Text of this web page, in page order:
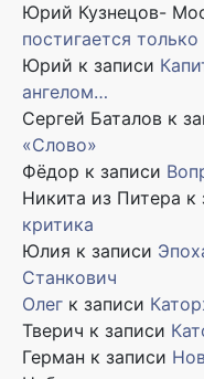
Юрий Кузнецов-
постигается
Юрий к записи
ангелом…
Сергей Баталов к
«Слово»
Фёдор к записи
Никита из Питера к
критика
Юлия к записи
Станкович
Олег к записи
Тверич к записи
Герман к записи